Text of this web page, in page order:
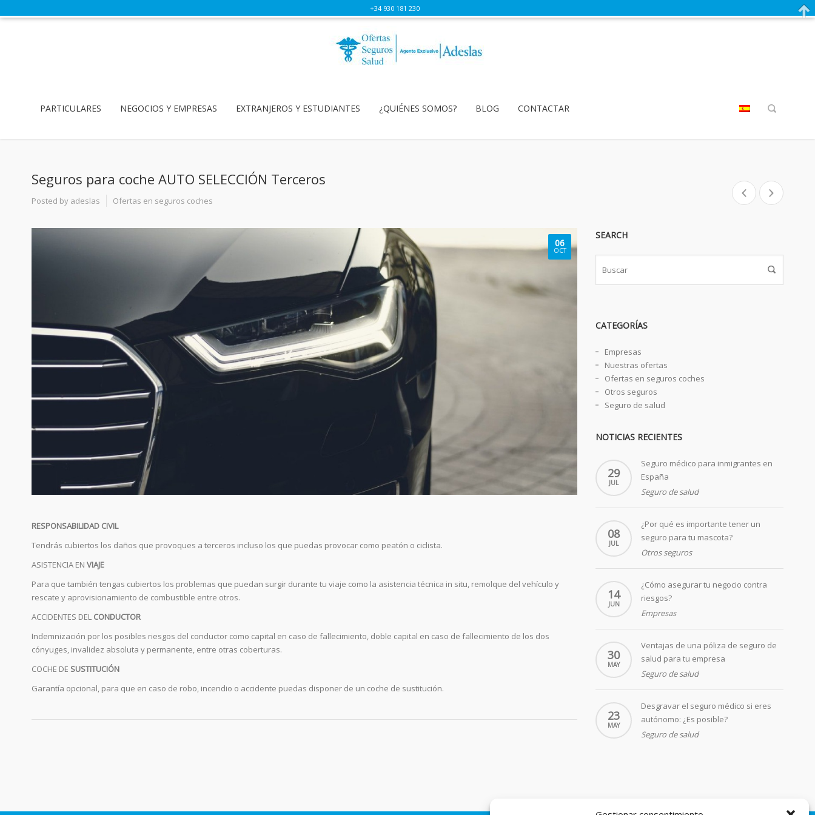
PARTICULARES NEGOCIOS Y EMPRESAS EXTRANJEROS Y ESTUDIANTES ¿QUIÉNES SOMOS? BLOG CONTACTAR
Seguros para coche AUTO SELECCIÓN Terceros
Posted by adeslas Ofertas en seguros coches
06
OCT
RESPONSABILIDAD CIVIL
Tendrás cubiertos los daños que provoques a terceros incluso los que puedas provocar como peatón o ciclista.
ASISTENCIA EN VIAJE
Para que también tengas cubiertos los problemas que puedan surgir durante tu viaje como la asistencia técnica in situ, remolque del vehículo y
rescate y aprovisionamiento de combustible entre otros.
ACCIDENTES DEL CONDUCTOR
Indemnización por los posibles riesgos del conductor como capital en caso de fallecimiento, doble capital en caso de fallecimiento de los dos
cónyuges, invalidez absoluta y permanente, entre otras coberturas.
COCHE DE SUSTITUCIÓN
Garantía opcional, para que en caso de robo, incendio o accidente puedas disponer de un coche de sustitución.
SEARCH
CATEGORÍAS
Empresas
Nuestras ofertas
Ofertas en seguros coches
Otros seguros
Seguro de salud
NOTICIAS RECIENTES
29
JUL
Seguro médico para inmigrantes en
España
Seguro de salud
08
JUL
¿Por qué es importante tener un
seguro para tu mascota?
Otros seguros
14
JUN
¿Cómo asegurar tu negocio contra
riesgos?
Empresas
30
MAY
Ventajas de una póliza de seguro de
salud para tu empresa
Seguro de salud
23
MAY
Desgravar el seguro médico si eres
autónomo: ¿Es posible?
Seguro de salud
+34 930 181 230